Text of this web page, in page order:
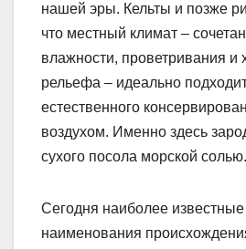
нашей эры. Кельты и позже
что местный климат –
влажности, проветривания и
рельефа – идеально
естественного
воздухом. Именно здесь
сухого посола морской солью.
Сегодня наиболее
наименования